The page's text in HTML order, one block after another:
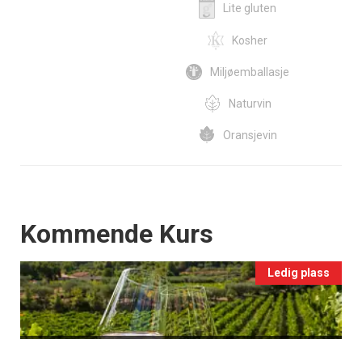
Lite gluten
Kosher
Miljøemballasje
Naturvin
Oransjevin
Events
Kommende Kurs
Ledig plass